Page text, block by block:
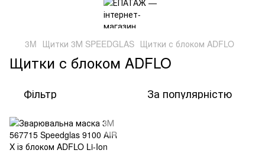
3M Щитки 3М SPEEDGLAS Щитки с блоком ADFLO
Щитки с блоком ADFLO
Фільтр За популярністю